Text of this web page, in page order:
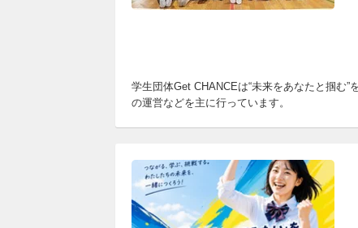
学生団体Get CHANCEは“未来をあなたと掴む
の運営などを主に行っています。